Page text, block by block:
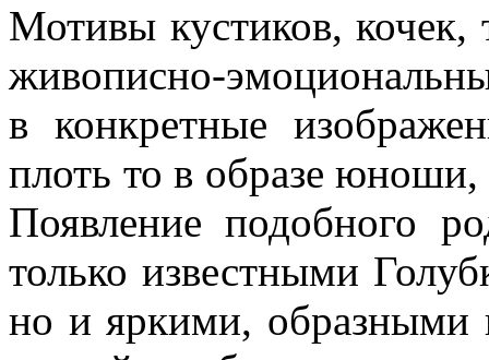
Мотивы кустиков, кочек,
живописно-
в конкретные
плоть то в образе
Появление подобного
только известными
но и яркими, образными